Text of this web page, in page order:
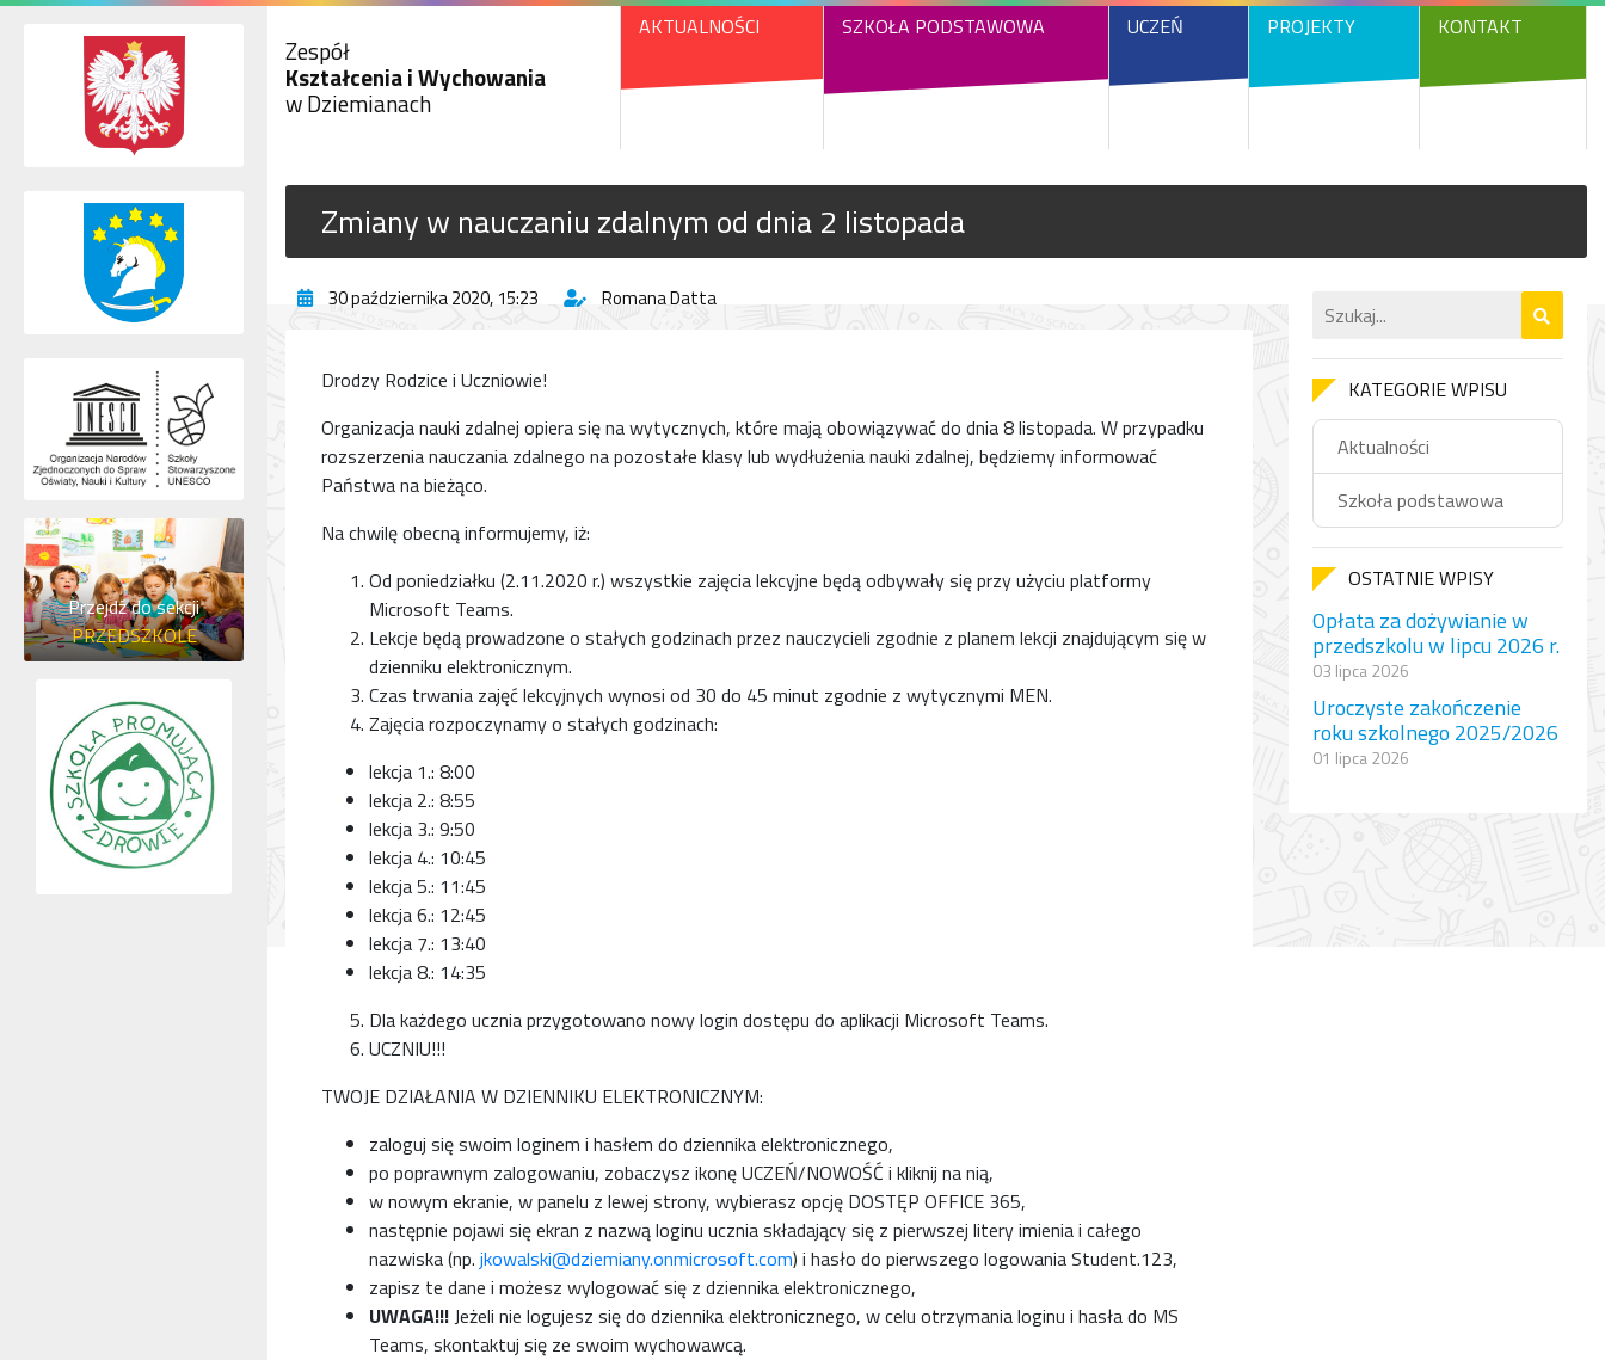
Zespół
Kształcenia i Wychowania
w Dziemianach
AKTUALNOŚCI SZKOŁA PODSTAWOWA UCZEŃ PROJEKTY KONTAKT
Zmiany w nauczaniu zdalnym od dnia 2 listopada
30 października 2020, 15:23 Romana Datta
Drodzy Rodzice i Uczniowie!
Organizacja nauki zdalnej opiera się na wytycznych, które mają obowiązywać do dnia 8 listopada. W przypadku
rozszerzenia nauczania zdalnego na pozostałe klasy lub wydłużenia nauki zdalnej, będziemy informować
Państwa na bieżąco.
Na chwilę obecną informujemy, iż:
Od poniedziałku (2.11.2020 r.) wszystkie zajęcia lekcyjne będą odbywały się przy użyciu platformy
Microsoft Teams.
Lekcje będą prowadzone o stałych godzinach przez nauczycieli zgodnie z planem lekcji znajdującym się w
dzienniku elektronicznym.
Czas trwania zajęć lekcyjnych wynosi od 30 do 45 minut zgodnie z wytycznymi MEN.
Zajęcia rozpoczynamy o stałych godzinach:
lekcja 1.: 8:00
lekcja 2.: 8:55
lekcja 3.: 9:50
lekcja 4.: 10:45
lekcja 5.: 11:45
lekcja 6.: 12:45
lekcja 7.: 13:40
lekcja 8.: 14:35
Dla każdego ucznia przygotowano nowy login dostępu do aplikacji Microsoft Teams.
UCZNIU!!!
TWOJE DZIAŁANIA W DZIENNIKU ELEKTRONICZNYM:
zaloguj się swoim loginem i hasłem do dziennika elektronicznego,
po poprawnym zalogowaniu, zobaczysz ikonę UCZEŃ/NOWOŚĆ i kliknij na nią,
w nowym ekranie, w panelu z lewej strony, wybierasz opcję DOSTĘP OFFICE 365,
następnie pojawi się ekran z nazwą loginu ucznia składający się z pierwszej litery imienia i całego
nazwiska (np. jkowalski@dziemiany.onmicrosoft.com) i hasło do pierwszego logowania Student.123,
zapisz te dane i możesz wylogować się z dziennika elektronicznego,
UWAGA!!!Jeżeli nie logujesz się do dziennika elektronicznego, w celu otrzymania loginu i hasła do MS
Teams, skontaktuj się ze swoim wychowawcą.
KATEGORIE WPISU
Aktualności
Szkoła podstawowa
OSTATNIE WPISY
Opłata za dożywianie w
przedszkolu w lipcu 2026 r.
03 lipca 2026
Uroczyste zakończenie
roku szkolnego 2025/2026
01 lipca 2026
Przejdź do sekcji
PRZEDSZKOLE